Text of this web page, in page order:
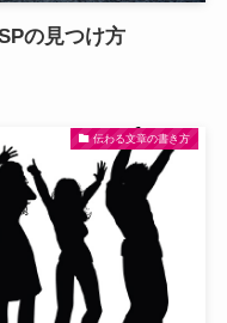
の見つけ方
伝わる文章の書き方